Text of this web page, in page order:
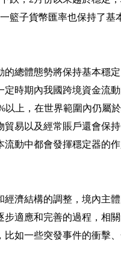
籃子貨幣匯率也保持了基
的總體態勢將保持基本穩
時期內我國跨境資金流
以上，在世界範圍內仍屬
易以及經常賬戶還會保
動中都會發揮穩定器的作
經濟結構的調整，境內主
適應和完善的過程，相
如一些突發事件的衝擊